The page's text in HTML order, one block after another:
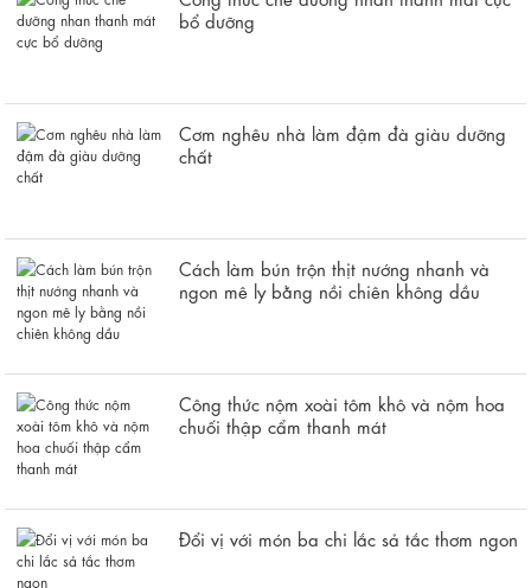
bổ dưỡng
Cơm nghêu nhà làm đậm đà giàu dưỡng
chất
Cách làm bún trộn thịt nướng nhanh và
ngon mê ly bằng nồi chiên không dầu
Công thức nộm xoài tôm khô và nộm hoa
chuối thập cẩm thanh mát
Đổi vị với món ba chi lắc sả tắc thơm ngon